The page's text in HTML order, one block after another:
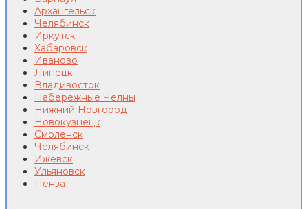
Архангельск
Челябинск
Иркутск
Хабаровск
Иваново
Липецк
Владивосток
Набережные Челны
Нижний Новгород
Новокузнецк
Смоленск
Челябинск
Ижевск
Ульяновск
Пенза